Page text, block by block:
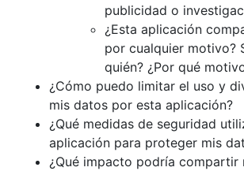
publicidad o
¿Esta aplicación
por cualquier motivo?
quién? ¿Por qué
¿Cómo puedo limitar el uso y
mis datos por esta aplicación?
¿Qué medidas de seguridad
aplicación para proteger mis
¿Qué impacto podría compartir